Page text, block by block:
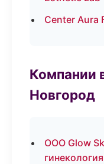
Center Aura
Компании
Новгород
ООО Glow
гинекология